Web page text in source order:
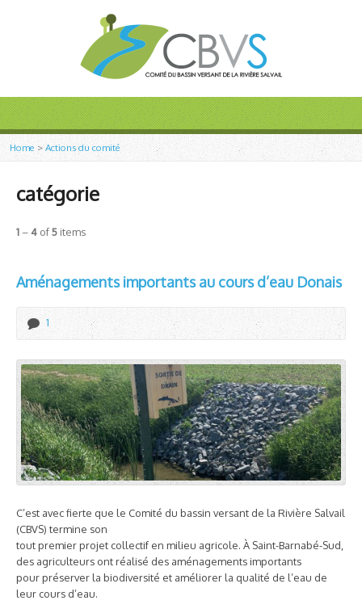
Home >Actions du comité
catégorie
1 – 4 of5 items
Aménagements importants au cours d’eau Donais
1
C’est avec fierte que le Comité du bassin versant de la Rivière Salvail
(CBVS) termine son
tout premier projet collectif en milieu agricole. À Saint-Barnabé-Sud,
des agriculteurs ont réalisé des aménagements importants
pour préserver la biodiversité et améliorer la qualité de l’eau de
leur cours d’eau.